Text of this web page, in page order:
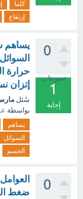
كلما
إرتفاع
0
تصويتات
1
إجابة
يساهم
حرارة
إتزان
سُئل مارس
بواسطة
يساهم
السوائل
الجسم
0